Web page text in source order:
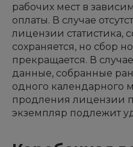
рабочих мест в
оплаты. В случае
лицензии статистика,
сохраняется, но сбор
прекращается. В
данные, собранные
одного календарного
продления лицензии
экземпляр подлежит